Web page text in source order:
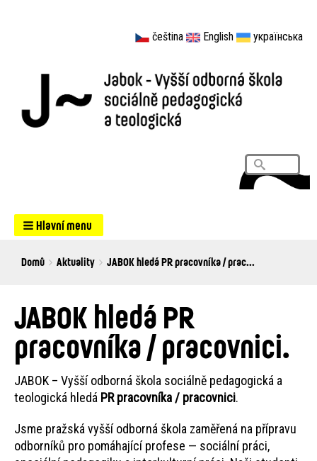
čeština English українська
Search
Hlavní menu
Breadcrumbs
You
Domů Aktuality JABOK hledá PR pracovníka / prac...
JABOK hledá PR
pracovníka / pracovnici.
JABOK – Vyšší odborná škola sociálně pedagogická a
teologická hledá PR pracovníka / pracovnici.
Jsme pražská vyšší odborná škola zaměřená na přípravu
odborníků pro pomáhající profese — sociální práci,